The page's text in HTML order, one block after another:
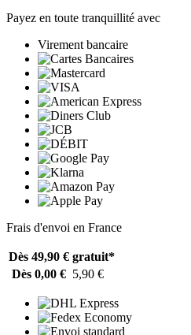
Payez en toute tranquillité avec
Virement bancaire
Frais d'envoi en France
Dès 49,90 € gratuit*
Dès 0,00 € 5,90 €